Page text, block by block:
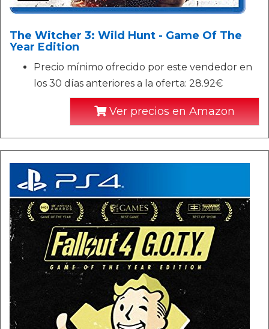
The Witcher 3: Wild Hunt - Game Of The
Year Edition
Precio mínimo ofrecido por este vendedor en
los 30 días anteriores a la oferta: 28.92€
Ver precios en Amazon